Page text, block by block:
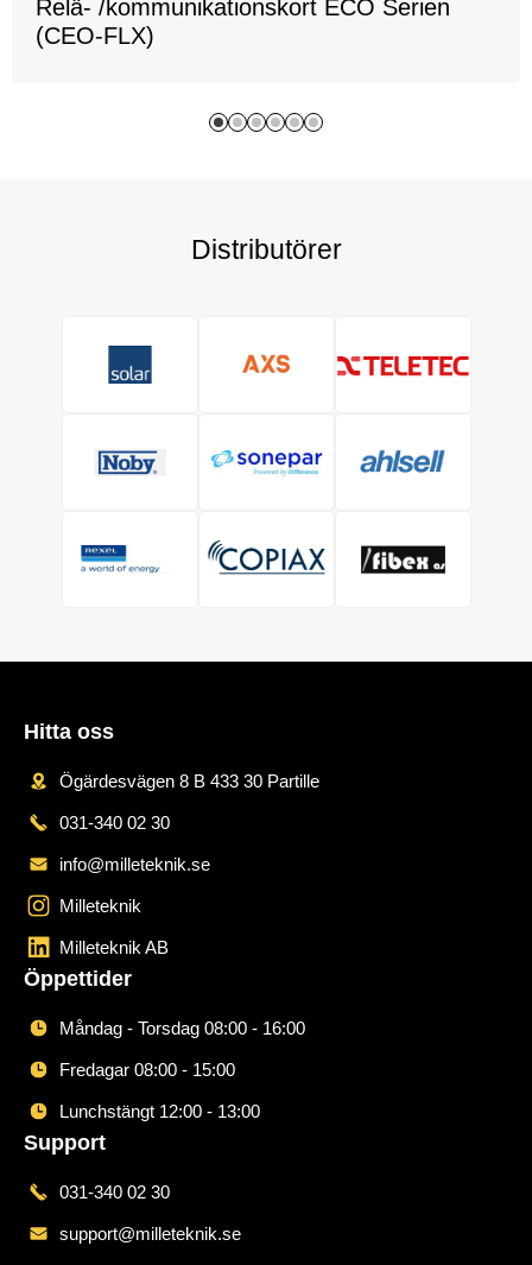
Relä- /kommunikationskort ECO Serien
(CEO-FLX)
Distributörer
Hitta oss
Ögärdesvägen 8 B 433 30 Partille
031-340 02 30
info@milleteknik.se
Milleteknik
Milleteknik AB
Öppettider
Måndag - Torsdag 08:00 - 16:00
Fredagar 08:00 - 15:00
Lunchstängt 12:00 - 13:00
Support
031-340 02 30
support@milleteknik.se